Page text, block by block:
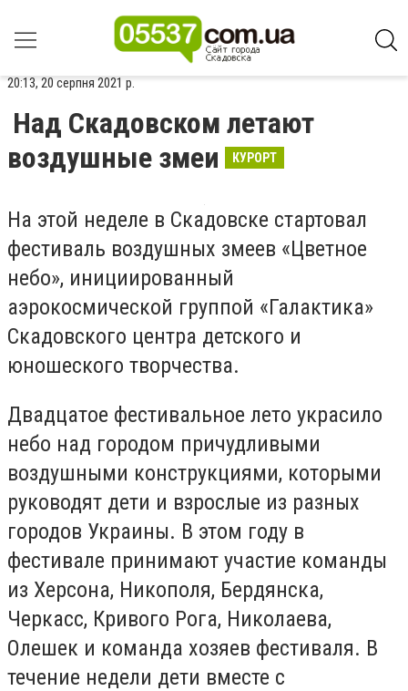
20:13, 20 серпня 2021 р.
Над Скадовском летают
воздушные змеи
КУРОРТ
На этой неделе в Скадовске стартовал
фестиваль воздушных змеев «Цветное
небо», инициированный
аэрокосмической группой «Галактика»
Скадовского центра детского и
юношеского творчества.
Двадцатое фестивальное лето украсило
небо над городом причудливыми
воздушными конструкциями, которыми
руководят дети и взрослые из разных
городов Украины. В этом году в
фестивале принимают участие команды
из Херсона, Никополя, Бердянска,
Черкасс, Кривого Рога, Николаева,
Олешек и команда хозяев фестиваля. В
течение недели дети вместе с